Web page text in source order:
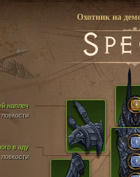
Охотник на
S
в аду
наплеч